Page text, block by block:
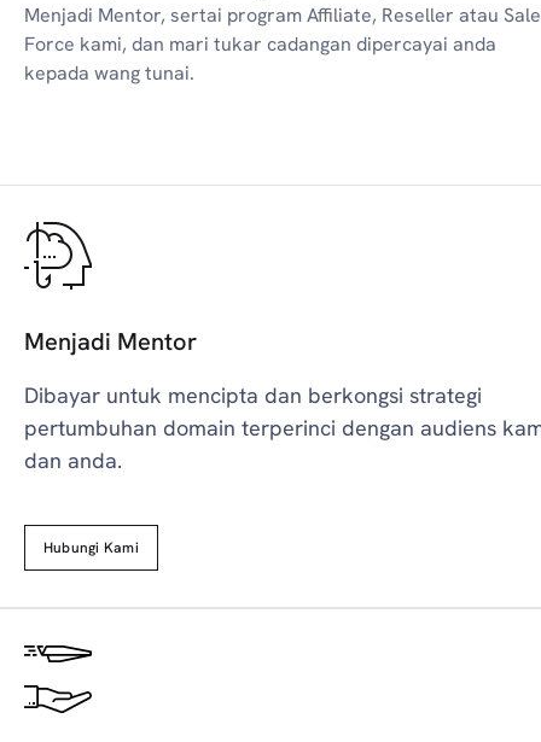
Menjadi Mentor, sertai program Affiliate, Reseller atau
Force kami, dan mari tukar cadangan dipercayai anda
kepada wang tunai.
Menjadi Mentor
Dibayar untuk mencipta dan berkongsi strategi
pertumbuhan domain terperinci dengan audiens
dan anda.
Hubungi Kami